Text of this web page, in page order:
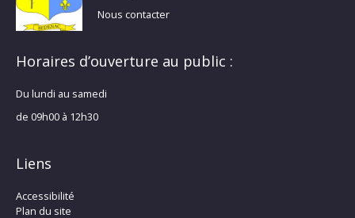
Nous contacter
Horaires d’ouverture au public :
Du lundi au samedi
de 09h00 à 12h30
Liens
Accessibilité
Plan du site